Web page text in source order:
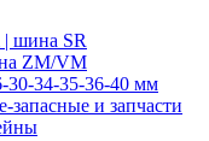
| шина SR
ZM/VM
30-34-35-36-40 мм
запасные и запчасти